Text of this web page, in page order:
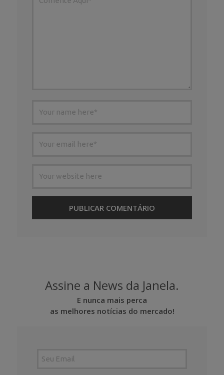
Assine a News da Janela.
E nunca mais perca
as melhores notícias do mercado!